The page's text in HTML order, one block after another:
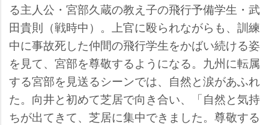
る主人公・宮部久蔵の教え子の飛行予備学生・武
田貴則（戦時中）。上官に殴られながらも、訓練
中に事故死した仲間の飛行学生をかばい続ける姿
を見て、宮部を尊敬するようになる。九州に転属
する宮部を見送るシーンでは、自然と涙があふれ
た。向井と初めて芝居で向き合い、「自然と気持
ちが出てきて、芝居に集中できました。尊敬する